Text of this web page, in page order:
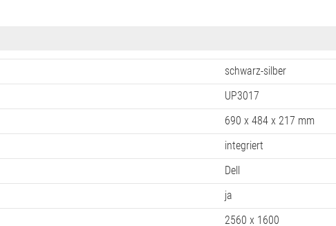
schwarz-silber
UP3017
690 x 484 x 217 mm
integriert
Dell
ja
2560 x 1600